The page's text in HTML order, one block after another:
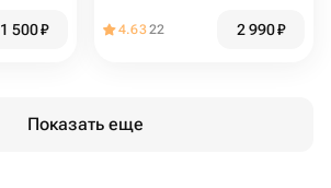
1 500₽ 4.6322 2 990₽
Показать еще